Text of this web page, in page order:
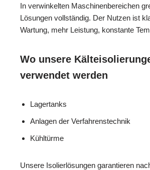
In verwinkelten Maschinenbereichen
Lösungen vollständig. Der Nutzen ist
Wartung, mehr Leistung, konstante
Wo unsere
verwendet werden
Lagertanks
Anlagen der Verfahrenstechnik
Kühltürme
Unsere Isolierlösungen garantieren